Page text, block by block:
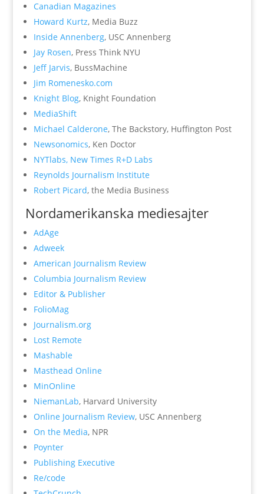
Canadian Magazines
Howard Kurtz, Media Buzz
Inside Annenberg, USC Annenberg
Jay Rosen, Press Think NYU
Jeff Jarvis, BussMachine
Jim Romenesko.com
Knight Blog, Knight Foundation
MediaShift
Michael Calderone, The Backstory, Huffington Post
Newsonomics, Ken Doctor
NYTlabs, New Times R+D Labs
Reynolds Journalism Institute
Robert Picard, the Media Business
Nordamerikanska mediesajter
AdAge
Adweek
American Journalism Review
Columbia Journalism Review
Editor & Publisher
FolioMag
Journalism.org
Lost Remote
Mashable
Masthead Online
MinOnline
NiemanLab, Harvard University
Online Journalism Review, USC Annenberg
On the Media, NPR
Poynter
Publishing Executive
Re/code